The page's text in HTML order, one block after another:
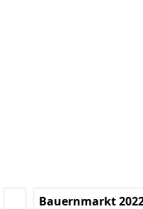
Bauernmarkt